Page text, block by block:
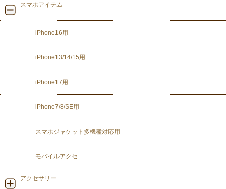
スマホアイテム
iPhone16用
iPhone13/14/15用
iPhone17用
iPhone7/8/SE用
スマホジャケット多機種対応用
モバイルアクセ
アクセサリー